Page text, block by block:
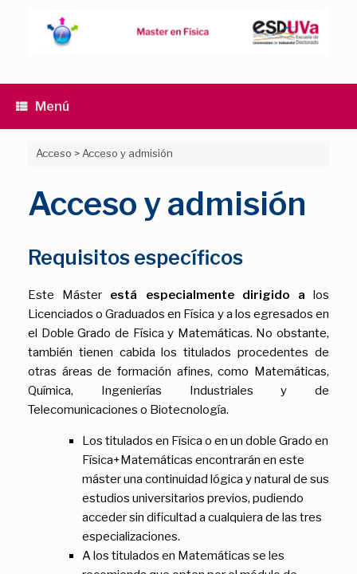
Menú
Acceso > Acceso y admisión
Acceso y admisión
Requisitos específicos
Este Máster está especialmente dirigido a los
Licenciados o Graduados en Física y a los egresados en
el Doble Grado de Física y Matemáticas. No obstante,
también tienen cabida los titulados procedentes de
otras áreas de formación afines, como Matemáticas,
Química, Ingenierías Industriales y de
Telecomunicaciones o Biotecnología.
Los titulados en Física o en un doble Grado en
Física+Matemáticas encontrarán en este
máster una continuidad lógica y natural de sus
estudios universitarios previos, pudiendo
acceder sin dificultad a cualquiera de las tres
especializaciones.
A los titulados en Matemáticas se les